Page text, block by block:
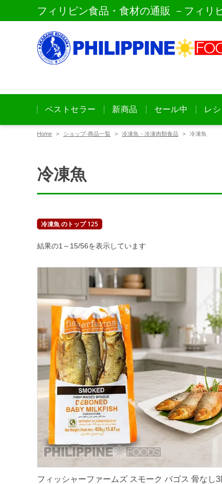
フィリピン食品・食材の通販 －フィリ
ベストセラー 新商品 セール中 レ
Home ショップ-商品一覧 冷凍魚・冷凍肉類食品 冷凍魚
冷凍魚
冷凍魚 のトップ 125
結果の1～15/56を表示しています
順
フィッシャーファームズ スモーク バゴス 骨なし3